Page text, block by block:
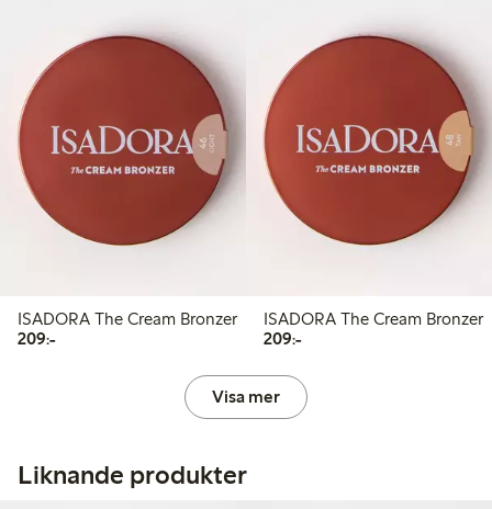
ISADORA The Cream Bronzer
209:-209,00 kr
ISADORA The Cream Bronzer
209:-209,00 kr
Visa mer
Liknande produkter